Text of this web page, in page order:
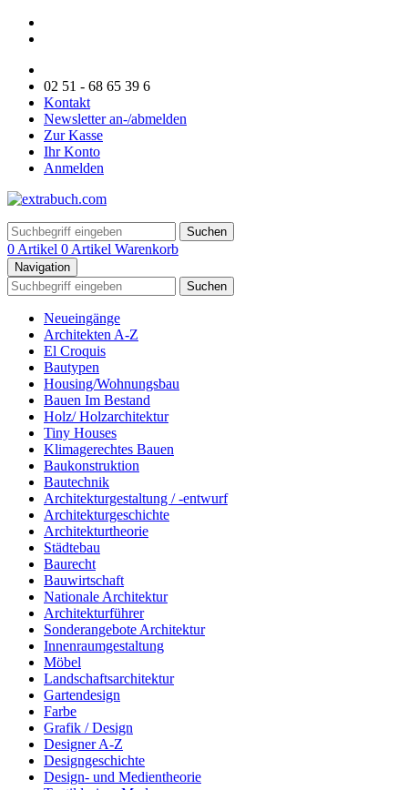
02 51 - 68 65 39 6
Kontakt
Newsletter an-/abmelden
Zur Kasse
Ihr Konto
Anmelden
Suchen
0 Artikel 0 Artikel Warenkorb
Navigation
Suchen
Neueingänge
Architekten A-Z
El Croquis
Bautypen
Housing/Wohnungsbau
Bauen Im Bestand
Holz/ Holzarchitektur
Tiny Houses
Klimagerechtes Bauen
Baukonstruktion
Bautechnik
Architekturgestaltung / -entwurf
Architekturgeschichte
Architekturtheorie
Städtebau
Baurecht
Bauwirtschaft
Nationale Architektur
Architekturführer
Sonderangebote Architektur
Innenraumgestaltung
Möbel
Landschaftsarchitektur
Gartendesign
Farbe
Grafik / Design
Designer A-Z
Designgeschichte
Design- und Medientheorie